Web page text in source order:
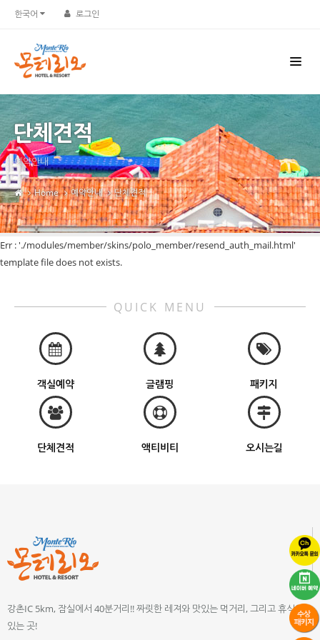
한국어 로그인
단체견적
예약안내
Home 예약안내 단체견적
Err : './modules/member/skins/polo_member/resend_auth_mail.html'
template file does not exists.
QUICK MENU
객실예약 글램핑 패키지
단체견적 액티비티 오시는길
강촌IC 5km, 잠실에서 40분거리!! 짜릿한 레져와 맛있는 먹거리, 그리고 휴식이
있는 곳!